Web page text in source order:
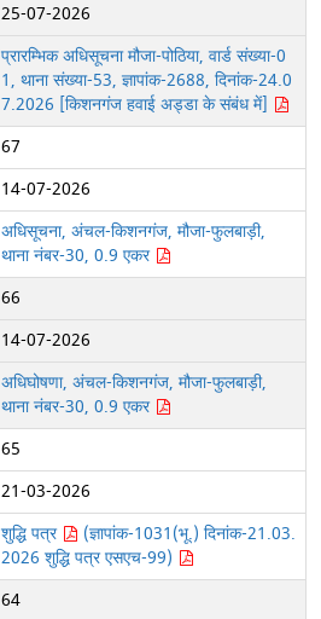
25-07-2026
प्रारम्भिक अधिसूचना मौजा-पोठिया, वार्ड संख्या-0
1, थाना संख्या-53, ज्ञापांक-2688, दिनांक-24.0
7.2026 [किशनगंज हवाई अड्डा के संबंध में]
67
14-07-2026
अधिसूचना, अंचल-किशनगंज, मौजा-फुलबाड़ी,
थाना नंबर-30, 0.9 एकर
66
14-07-2026
अधिघोषणा, अंचल-किशनगंज, मौजा-फुलबाड़ी,
थाना नंबर-30, 0.9 एकर
65
21-03-2026
शुद्धि पत्र
(ज्ञापांक-1031(भू.) दिनांक-21.03.
2026 शुद्धि पत्र एसएच-99)
64